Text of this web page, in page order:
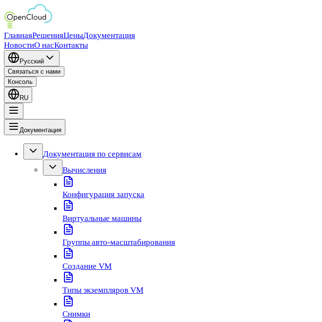
ГлавнаяРешенияЦеныДокументация
НовостиО насКонтакты
Русский
Связаться с нами
Консоль
RU
Документация
Документация по сервисам
Вычисления
Конфигурация запуска
Виртуальные машины
Группы авто-масштабирования
Создание VM
Типы экземпляров VM
Снимки